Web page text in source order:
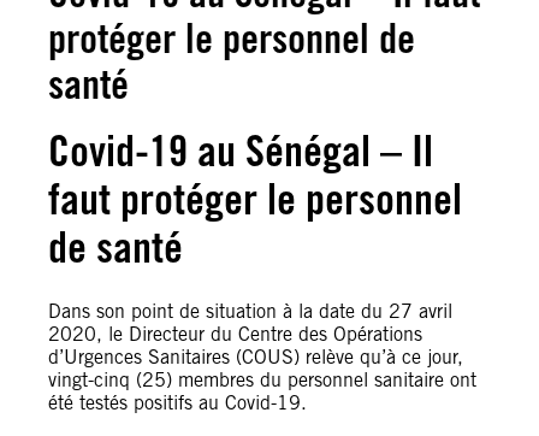
protéger le personnel de
santé
Covid-19 au Sénégal – Il
faut protéger le personnel
de santé
Dans son point de situation à la date du 27 avril
2020, le Directeur du Centre des Opérations
d’Urgences Sanitaires (COUS) relève qu’à ce jour,
vingt-cinq (25) membres du personnel sanitaire ont
été testés positifs au Covid-19.